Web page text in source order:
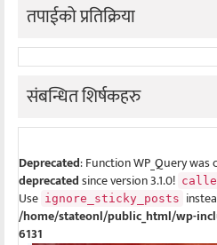
तपाईको प्रतिक्रिया
संबन्धित शिर्षकहरु
Deprecated: Function WP_Query
deprecatedsince version 3.1.0!
Use ignore_sticky_posts
/home/stateonl/public_html/wp-
6131